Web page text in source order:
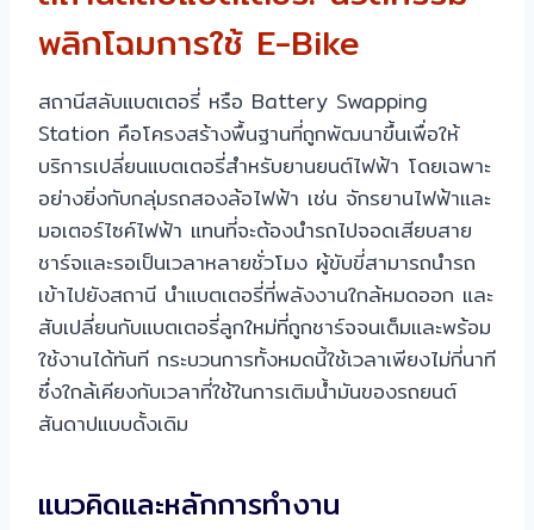
พลิกโฉมการใช้ E-Bike
สถานีสลับแบตเตอรี่ หรือ Battery Swapping
Station คือโครงสร้างพื้นฐานที่ถูกพัฒนาขึ้นเพื่อให้
บริการเปลี่ยนแบตเตอรี่สำหรับยานยนต์ไฟฟ้า โดยเฉพาะ
อย่างยิ่งกับกลุ่มรถสองล้อไฟฟ้า เช่น จักรยานไฟฟ้าและ
มอเตอร์ไซค์ไฟฟ้า แทนที่จะต้องนำรถไปจอดเสียบสาย
ชาร์จและรอเป็นเวลาหลายชั่วโมง ผู้ขับขี่สามารถนำรถ
เข้าไปยังสถานี นำแบตเตอรี่ที่พลังงานใกล้หมดออก และ
สับเปลี่ยนกับแบตเตอรี่ลูกใหม่ที่ถูกชาร์จจนเต็มและพร้อม
ใช้งานได้ทันที กระบวนการทั้งหมดนี้ใช้เวลาเพียงไม่กี่นาที
ซึ่งใกล้เคียงกับเวลาที่ใช้ในการเติมน้ำมันของรถยนต์
สันดาปแบบดั้งเดิม
แนวคิดและหลักการทำงาน